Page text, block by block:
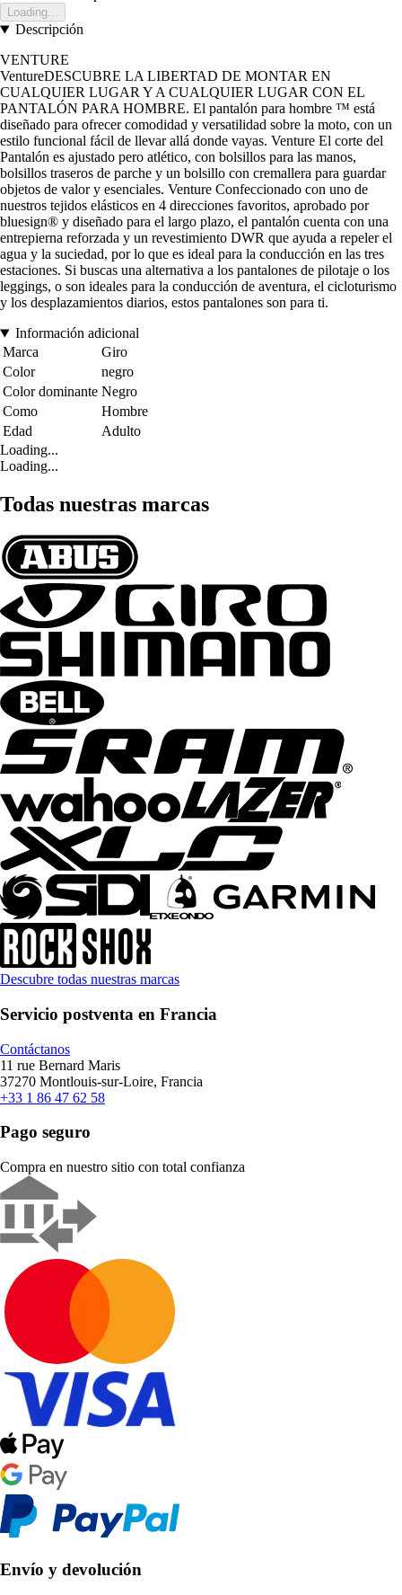
Loading...
Descripción
VENTURE
VentureDESCUBRE LA LIBERTAD DE MONTAR EN
CUALQUIER LUGAR Y A CUALQUIER LUGAR CON EL
PANTALÓN PARA HOMBRE. El pantalón para hombre ™ está
diseñado para ofrecer comodidad y versatilidad sobre la moto, con un
estilo funcional fácil de llevar allá donde vayas. Venture El corte del
Pantalón es ajustado pero atlético, con bolsillos para las manos,
bolsillos traseros de parche y un bolsillo con cremallera para guardar
objetos de valor y esenciales. Venture Confeccionado con uno de
nuestros tejidos elásticos en 4 direcciones favoritos, aprobado por
bluesign® y diseñado para el largo plazo, el pantalón cuenta con una
entrepierna reforzada y un revestimiento DWR que ayuda a repeler el
agua y la suciedad, por lo que es ideal para la conducción en las tres
estaciones. Si buscas una alternativa a los pantalones de pilotaje o los
leggings, o son ideales para la conducción de aventura, el cicloturismo
y los desplazamientos diarios, estos pantalones son para ti.
Información adicional
Marca
Giro
Color
negro
Color dominante Negro
Como
Hombre
Edad
Adulto
Loading...
Loading...
Todas nuestras marcas
Descubre todas nuestras marcas
Servicio postventa en Francia
Contáctanos
11 rue Bernard Maris
37270 Montlouis-sur-Loire, Francia
+33 1 86 47 62 58
Pago seguro
Compra en nuestro sitio con total confianza
Envío y devolución